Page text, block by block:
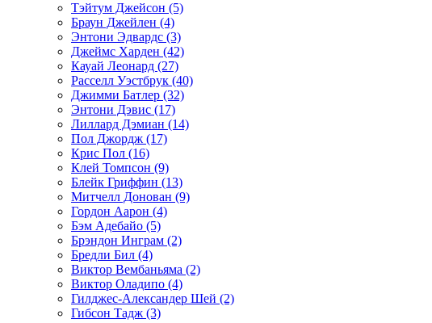
Тэйтум Джейсон (5)
Браун Джейлен (4)
Энтони Эдвардс (3)
Джеймс Харден (42)
Кауай Леонард (27)
Расселл Уэстбрук (40)
Джимми Батлер (32)
Энтони Дэвис (17)
Лиллард Дэмиан (14)
Пол Джордж (17)
Крис Пол (16)
Клей Томпсон (9)
Блейк Гриффин (13)
Митчелл Донован (9)
Гордон Аарон (4)
Бэм Адебайо (5)
Брэндон Инграм (2)
Бредли Бил (4)
Виктор Вембаньяма (2)
Виктор Оладипо (4)
Гилджес-Александер Шей (2)
Гибсон Тадж (3)